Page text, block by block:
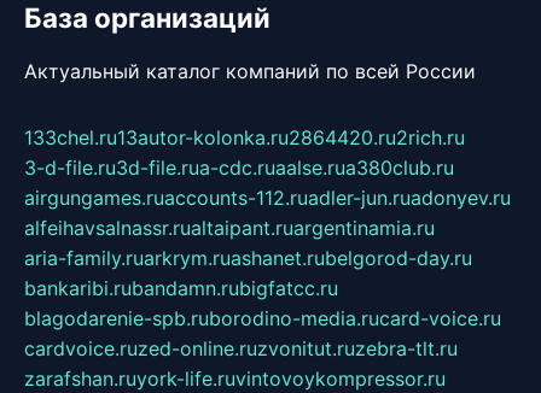
База организаций
Актуальный каталог компаний по всей России
133chel.ru13autor-kolonka.ru2864420.ru2rich.ru
3-d-file.ru3d-file.rua-cdc.ruaalse.rua380club.ru
airgungames.ruaccounts-112.ruadler-jun.ruadonyev.ru
alfeihavsalnassr.rualtaipant.ruargentinamia.ru
aria-family.ruarkrym.ruashanet.rubelgorod-day.ru
bankaribi.rubandamn.rubigfatcc.ru
blagodarenie-spb.ruborodino-media.rucard-voice.ru
cardvoice.ruzed-online.ruzvonitut.ruzebra-tlt.ru
zarafshan.ruyork-life.ruvintovoykompressor.ru